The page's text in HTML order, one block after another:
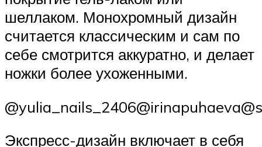
шеллаком. Монохромный дизайн
считается классическим и сам по
себе смотрится аккуратно, и делает
ножки более ухоженными.
Экспресс-дизайн включает в себя